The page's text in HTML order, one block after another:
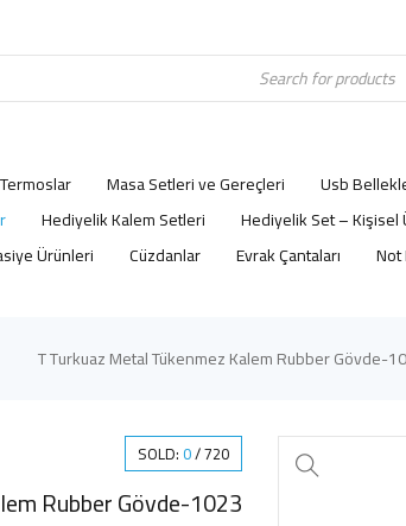
Usb
Masa Setleri ve Gereçleri
Termoslar
Hediyelik Set – Kişisel
Hediyelik Kalem Setleri
Evrak Çantaları
Cüzdanlar
Ürünleri
1023-T Turkuaz
SOLD: 0/720
1023-T Turkuaz Metal Tükenmez Kalem Rubber Gövde